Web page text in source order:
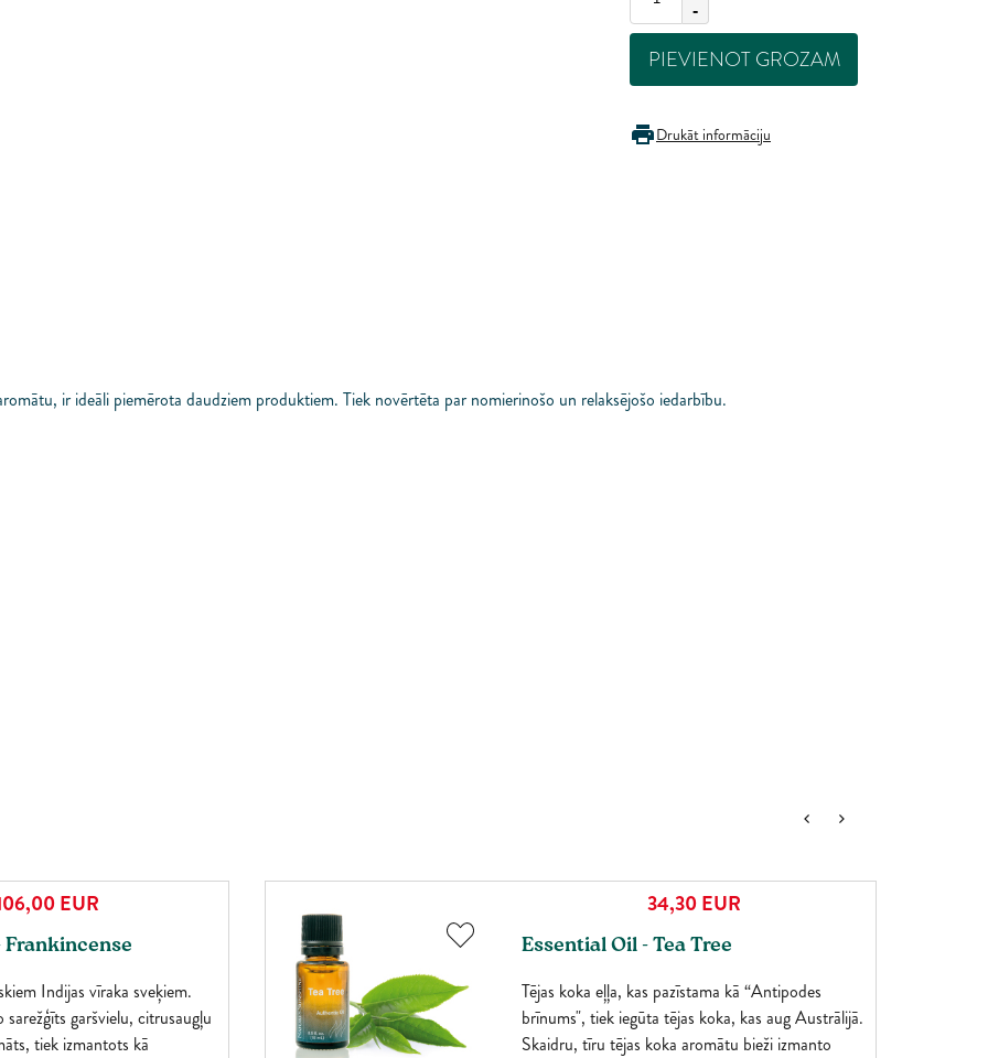
-
PIEVIENOT GROZAM
Drukāt informāciju
ir ideāli piemērota daudziem produktiem. Tiek novērtēta par nomierinošo un relaksējošo iedarbību.
EUR
Indijas vīraka sveķiem.
garšvielu, citrusaugļu
tiek izmantots kā
34,30EUR
Essential Oil - Tea Tree
Tējas koka eļļa, kas pazīstama kā “Antipodes
brīnums", tiek iegūta tējas koka, kas aug Austrālijā.
Skaidru, tīru tējas koka aromātu bieži izmanto